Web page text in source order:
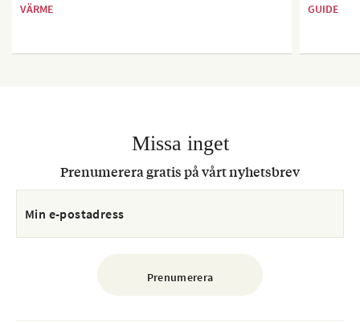
VÄRME GUIDE
Missa inget
Prenumerera gratis på vårt nyhetsbrev